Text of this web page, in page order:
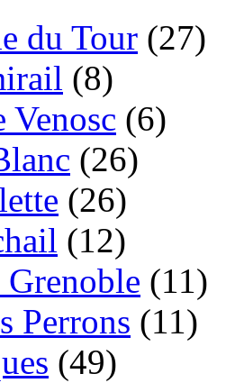
du Tour (27)
(8)
Venosc (6)
(26)
(26)
(12)
Grenoble (11)
Perrons (11)
(49)